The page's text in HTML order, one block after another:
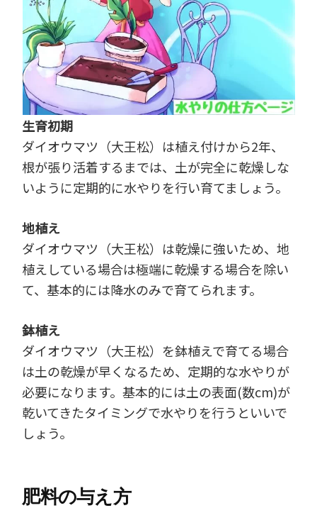
生育初期
ダイオウマツ（大王松）は植え付けから2年、
根が張り活着するまでは、土が完全に乾燥しな
いように定期的に水やりを行い育てましょう。
地植え
ダイオウマツ（大王松）は乾燥に強いため、地
植えしている場合は極端に乾燥する場合を除い
て、基本的には降水のみで育てられます。
鉢植え
ダイオウマツ（大王松）を鉢植えで育てる場合
は土の乾燥が早くなるため、定期的な水やりが
必要になります。基本的には土の表面(数cm)が
乾いてきたタイミングで水やりを行うといいで
しょう。
肥料の与え方